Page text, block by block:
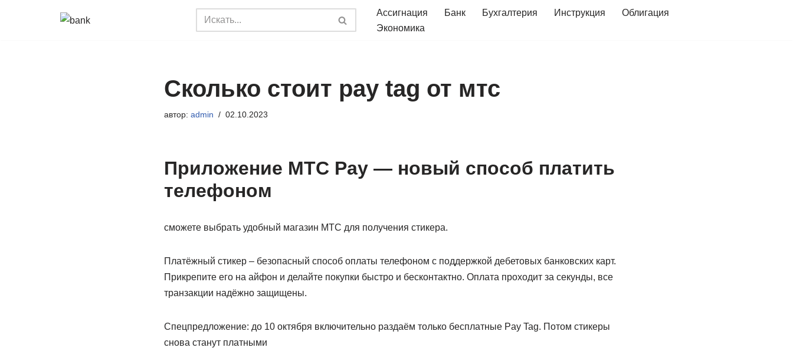
Ассигнация Банк Бухгалтерия Инструкция
Облигация
Экономика
Сколько стоит pay tag от мтс
автор: admin 02.10.2023
Приложение МТС Pay — новый способ платить
телефоном
сможете выбрать удобный магазин МТС для получения стикера.
Платёжный стикер – безопасный способ оплаты телефоном с поддержкой дебетовых банковских карт.
Прикрепите его на айфон и делайте покупки быстро и бесконтактно. Оплата проходит за секунды, все
транзакции надёжно защищены.
Спецпредложение: до 10 октября включительно раздаём только бесплатные Pay Tag. Потом стикеры
снова станут платными